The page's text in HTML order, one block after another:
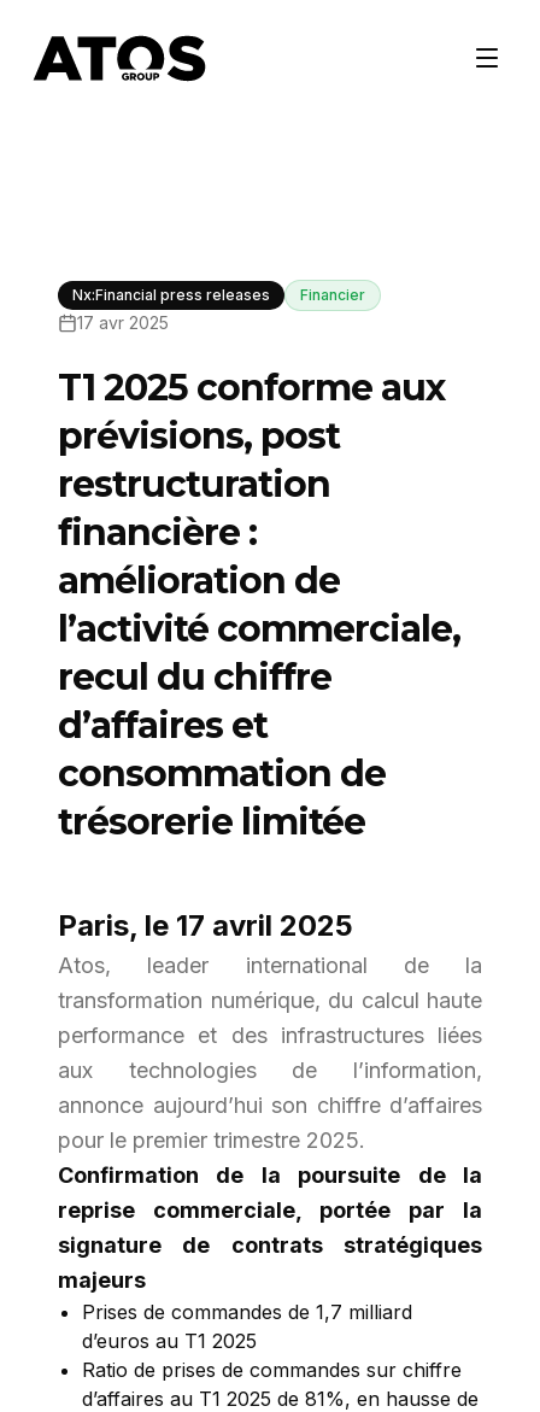
Nx:Financial press releases Financier
17 avr 2025
T1 2025 conforme aux
prévisions, post
restructuration
financière :
amélioration de
l’activité commerciale,
recul du chiffre
d’affaires et
consommation de
trésorerie limitée
Paris, le 17 avril 2025
Atos, leader international de la
transformation numérique, du calcul haute
performance et des infrastructures liées
aux technologies de l’information,
annonce aujourd’hui son chiffre d’affaires
pour le premier trimestre 2025.
Confirmation de la poursuite de la
reprise commerciale, portée par la
signature de contrats stratégiques
majeurs
Prises de commandes de 1,7 milliard
d’euros au T1 2025
Ratio de prises de commandes sur chiffre
d’affaires au T1 2025 de 81%, en hausse de